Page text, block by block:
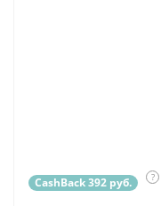
CashBack 392 руб. ?